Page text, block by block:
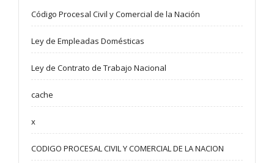
Código Procesal Civil y Comercial de la Nación
Ley de Empleadas Domésticas
Ley de Contrato de Trabajo Nacional
cache
x
CODIGO PROCESAL CIVIL Y COMERCIAL DE LA NACION